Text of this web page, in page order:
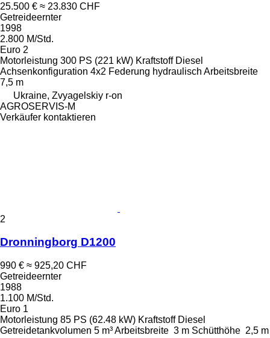
25.500 € ≈ 23.830 CHF
Getreideernter
1998
2.800 M/Std.
Euro 2
Motorleistung 300 PS (221 kW) Kraftstoff Diesel
Achsenkonfiguration 4x2 Federung hydraulisch Arbeitsbreite
7,5 m
Ukraine, Zvyagelskiy r-on
AGROSERVIS-M
Verkäufer kontaktieren
2
Dronningborg D1200
990 € ≈ 925,20 CHF
Getreideernter
1988
1.100 M/Std.
Euro 1
Motorleistung 85 PS (62.48 kW) Kraftstoff Diesel
Getreidetankvolumen 5 m³Arbeitsbreite 3 m Schütthöhe 2,5 m